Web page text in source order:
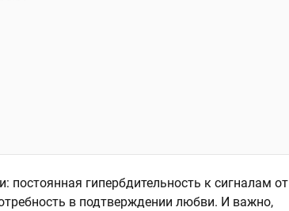
постоянная гипербдительность к сигналам от
в подтверждении любви. И важно,